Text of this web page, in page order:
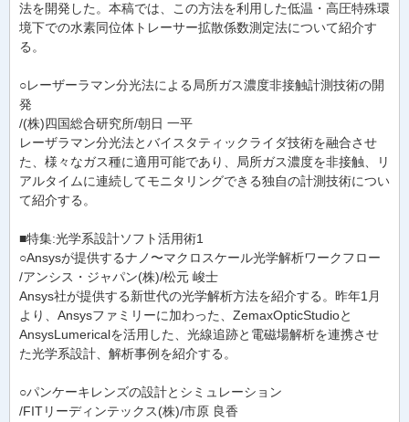
法を開発した。本稿では、この方法を利用した低温・高圧特殊環
境下での水素同位体トレーサー拡散係数測定法について紹介す
る。
○レーザーラマン分光法による局所ガス濃度非接触計測技術の開
発
/(株)四国総合研究所/朝日 一平
レーザラマン分光法とバイスタティックライダ技術を融合させ
た、様々なガス種に適用可能であり、局所ガス濃度を非接触、リ
アルタイムに連続してモニタリングできる独自の計測技術につい
て紹介する。
■特集:光学系設計ソフト活用術1
○Ansysが提供するナノ〜マクロスケール光学解析ワークフロー
/アンシス・ジャパン(株)/松元 峻士
Ansys社が提供する新世代の光学解析方法を紹介する。昨年1月
より、Ansysファミリーに加わった、ZemaxOpticStudioと
AnsysLumericalを活用した、光線追跡と電磁場解析を連携させ
た光学系設計、解析事例を紹介する。
○パンケーキレンズの設計とシミュレーション
/FITリーディンテックス(株)/市原 良香